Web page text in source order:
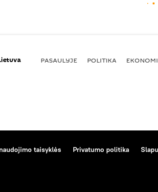
PASAULYJE POLITIKA
taisyklės Privatumo politika